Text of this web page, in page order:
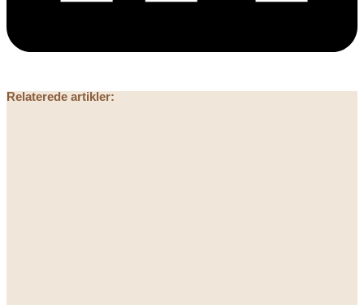
Relaterede artikler: